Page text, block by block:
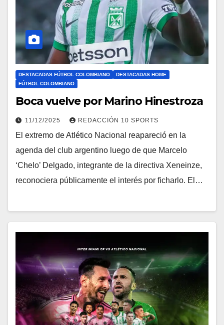
DESTACADAS FÚTBOL COLOMBIANO
DESTACADAS HOME
FÚTBOL COLOMBIANO
Boca vuelve por Marino Hinestroza
11/12/2025 REDACCIÓN 10 SPORTS
El extremo de Atlético Nacional reapareció en la
agenda del club argentino luego de que Marcelo
‘Chelo’ Delgado, integrante de la directiva Xeneinze,
reconociera públicamente el interés por ficharlo. El…